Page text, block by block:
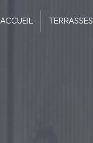
ACCUEIL TERRASSES